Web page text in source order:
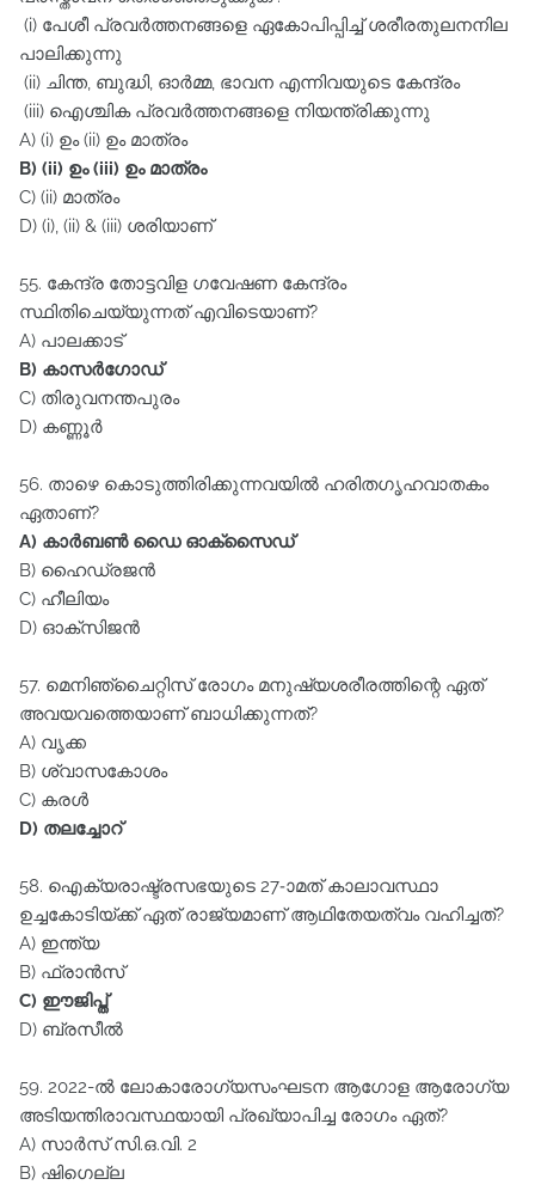
(i) പേശീ പ്രവർത്തനങ്ങളെ ഏകോപിപ്പിച്ച്‌ ശരീരതുലനനില
പാലിക്കുന്നു
(ii) ചിന്ത, ബുദ്ധി, ഓർമ്മ, ഭാവന എന്നിവയുടെ കേന്ദ്രം
(iii) ഐശ്ചിക പ്രവർത്തനങ്ങളെ നിയന്ത്രിക്കുന്നു
A) (i) ഉം (ii) ഉം മാത്രം
B) (ii) ഉം (iii) ഉം മാത്രം
C) (ii) മാത്രം
D) (i), (ii) & (iii) ശരിയാണ്‌
55. കേന്ദ്ര തോട്ടവിള ഗവേഷണ കേന്ദ്രം
സ്ഥിതിചെയ്യുന്നത്‌ എവിടെയാണ്‌?
A) പാലക്കാട്‌
B) കാസർഗോഡ്‌
C) തിരുവനന്തപുരം
D) കണ്ണൂർ
56. താഴെ കൊടുത്തിരിക്കുന്നവയിൽ ഹരിതഗൃഹവാതകം
ഏതാണ്‌?
A) കാർബൺ ഡൈ ഓക്സൈഡ്
B) ഹൈഡ്രജൻ
C) ഹീലിയം
D) ഓക്സിജൻ
57. മെനിഞ്ചൈറ്റിസ്‌ രോഗം മനുഷ്യശരീരത്തിന്റെ ഏത്‌
അവയവത്തെയാണ്‌ ബാധിക്കുന്നത്‌?
A) വൃക്ക
B) ശ്വാസകോശം
C) കരൾ
D) തലച്ചോറ്‌
58. ഐക്യരാഷ്ട്രസഭയുടെ 27-ാമത്‌ കാലാവസ്ഥാ
ഉച്ചകോടിയ്ക്ക്‌ ഏത്‌ രാജ്യമാണ്‌ ആഥിതേയത്വം വഹിച്ചത്‌?
A) ഇന്ത്യ
B) ഫ്രാൻസ്‌
C) ഈജിപ്ത്
D) ബ്രസീൽ
59. 2022-ൽ ലോകാരോഗ്യസംഘടന ആഗോള ആരോഗ്യ
അടിയന്തിരാവസ്ഥയായി പ്രഖ്യാപിച്ച രോഗം ഏത്‌?
A) സാർസ്‌ സി.ഒ.വി. 2
B) ഷിഗെല്ല